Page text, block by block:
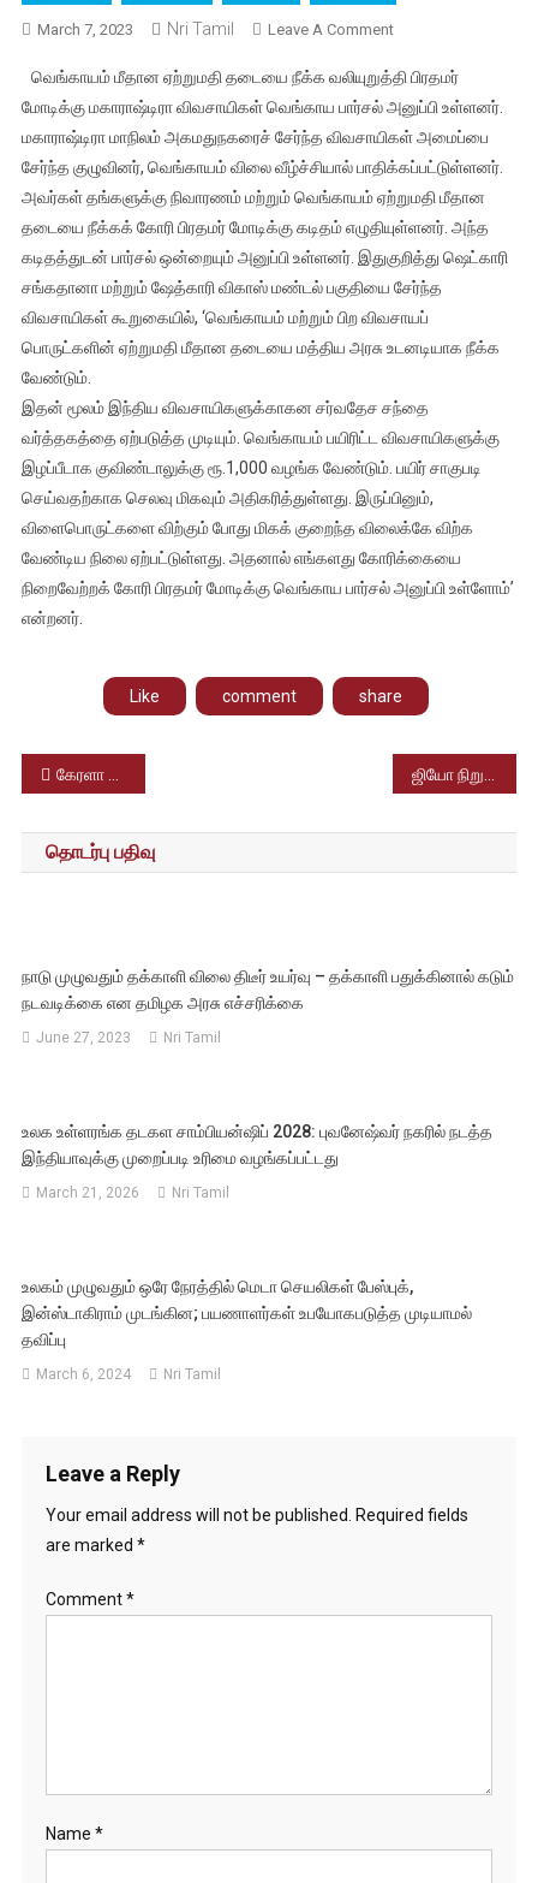
March 7, 2023 Nri Tamil Leave A CommentOn
ஏற்றுமதி
தடையை
நீக்கக்கோரி
பிரதமர்
மோடிக்கு
மகாராஷ்டிரா
விவசாயிகள்
கடிதம்
வெங்காயம் மீதான ஏற்றுமதி தடையை நீக்க வலியுறுத்தி பிரதமர்
மோடிக்கு மகாராஷ்டிரா விவசாயிகள் வெங்காய பார்சல் அனுப்பி உள்ளனர்.
மகாராஷ்டிரா மாநிலம் அகமதுநகரைச் சேர்ந்த விவசாயிகள் அமைப்பை
சேர்ந்த குழுவினர், வெங்காயம் விலை வீழ்ச்சியால் பாதிக்கப்பட்டுள்ளனர்.
அவர்கள் தங்களுக்கு நிவாரணம் மற்றும் வெங்காயம் ஏற்றுமதி மீதான
தடையை நீக்கக் கோரி பிரதமர் மோடிக்கு கடிதம் எழுதியுள்ளனர். அந்த
கடிதத்துடன் பார்சல் ஒன்றையும் அனுப்பி உள்ளனர். இதுகுறித்து ஷெட்காரி
சங்கதானா மற்றும் ஷேத்காரி விகாஸ் மண்டல் பகுதியை சேர்ந்த
விவசாயிகள் கூறுகையில், ‘வெங்காயம் மற்றும் பிற விவசாயப்
பொருட்களின் ஏற்றுமதி மீதான தடையை மத்திய அரசு உடனடியாக நீக்க
வேண்டும்.
இதன் மூலம் இந்திய விவசாயிகளுக்காகன சர்வதேச சந்தை
வர்த்தகத்தை ஏற்படுத்த முடியும். வெங்காயம் பயிரிட்ட விவசாயிகளுக்கு
இழப்பீடாக குவிண்டாலுக்கு ரூ.1,000 வழங்க வேண்டும். பயிர் சாகுபடி
செய்வதற்காக செலவு மிகவும் அதிகரித்துள்ளது. இருப்பினும்,
விளைபொருட்களை விற்கும் போது மிகக் குறைந்த விலைக்கே விற்க
வேண்டிய நிலை ஏற்பட்டுள்ளது. அதனால் எங்களது கோரிக்கையை
நிறைவேற்றக் கோரி பிரதமர் மோடிக்கு வெங்காய பார்சல் அனுப்பி உள்ளோம்’
என்றனர்.
Like comment share
Post
navigation
கேரளா ஆற்றுக்கால் பகவதியம்மன் பொங்கல் திருவிழா வெகு சிறப்பாக நடைபெற்றது
தொடர்பு பதிவு
நாடு முழுவதும் தக்காளி விலை திடீர் உயர்வு – தக்காளி பதுக்கினால் கடும்
நடவடிக்கை என தமிழக அரசு எச்சரிக்கை
June 27, 2023 Nri Tamil
உலக உள்ளரங்க தடகள சாம்பியன்ஷிப் 2028: புவனேஷ்வர் நகரில் நடத்த
இந்தியாவுக்கு முறைப்படி உரிமை வழங்கப்பட்டது
March 21, 2026 Nri Tamil
உலகம் முழுவதும் ஒரே நேரத்தில் மெடா செயலிகள் பேஸ்புக்,
இன்ஸ்டாகிராம் முடங்கின; பயணாளர்கள் உபயோகபடுத்த முடியாமல்
தவிப்பு
March 6, 2024 Nri Tamil
Leave a Reply
Your email address will not be published.
Required fields
are marked *
Comment*
Name *